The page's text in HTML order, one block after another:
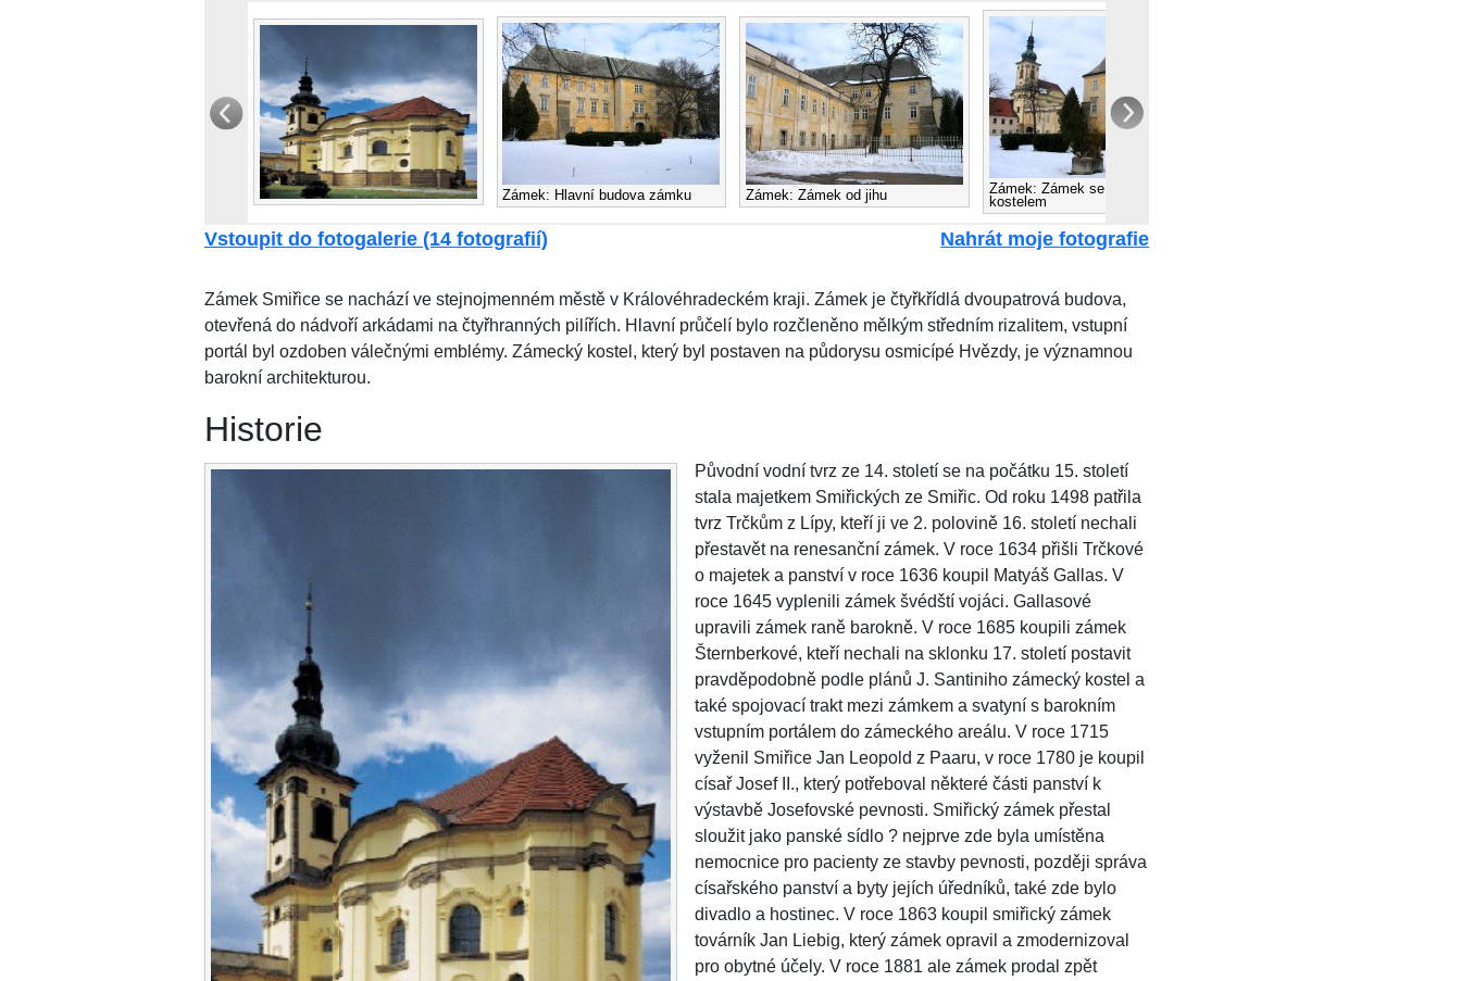
Zámek: Hlavní budova zámku Zámek: Zámek od jihu
Zámek: Zámek se zámeckým
kostelem
Nahrát moje fotografie
Vstoupit do fotogalerie (14 fotografií)
Zámek Smiřice se nachází ve stejnojmenném městě v Královéhradeckém kraji. Zámek je čtyřkřídlá dvoupatrová budova,
otevřená do nádvoří arkádami na čtyřhranných pilířích. Hlavní průčelí bylo rozčleněno mělkým středním rizalitem, vstupní
portál byl ozdoben válečnými emblémy. Zámecký kostel, který byl postaven na půdorysu osmicípé Hvězdy, je významnou
barokní architekturou.
Historie
Původní vodní tvrz ze 14. století se na počátku 15. století
stala majetkem Smiřických ze Smiřic. Od roku 1498 patřila
tvrz Trčkům z Lípy, kteří ji ve 2. polovině 16. století nechali
přestavět na renesanční zámek. V roce 1634 přišli Trčkové
o majetek a panství v roce 1636 koupil Matyáš Gallas. V
roce 1645 vyplenili zámek švédští vojáci. Gallasové
upravili zámek raně barokně. V roce 1685 koupili zámek
Šternberkové, kteří nechali na sklonku 17. století postavit
pravděpodobně podle plánů J. Santiniho zámecký kostel a
také spojovací trakt mezi zámkem a svatyní s barokním
vstupním portálem do zámeckého areálu. V roce 1715
vyženil Smiřice Jan Leopold z Paaru, v roce 1780 je koupil
císař Josef II., který potřeboval některé části panství k
výstavbě Josefovské pevnosti. Smiřický zámek přestal
sloužit jako panské sídlo ? nejprve zde byla umístěna
nemocnice pro pacienty ze stavby pevnosti, později správa
císařského panství a byty jejích úředníků, také zde bylo
divadlo a hostinec. V roce 1863 koupil smiřický zámek
továrník Jan Liebig, který zámek opravil a zmodernizoval
pro obytné účely. V roce 1881 ale zámek prodal zpět